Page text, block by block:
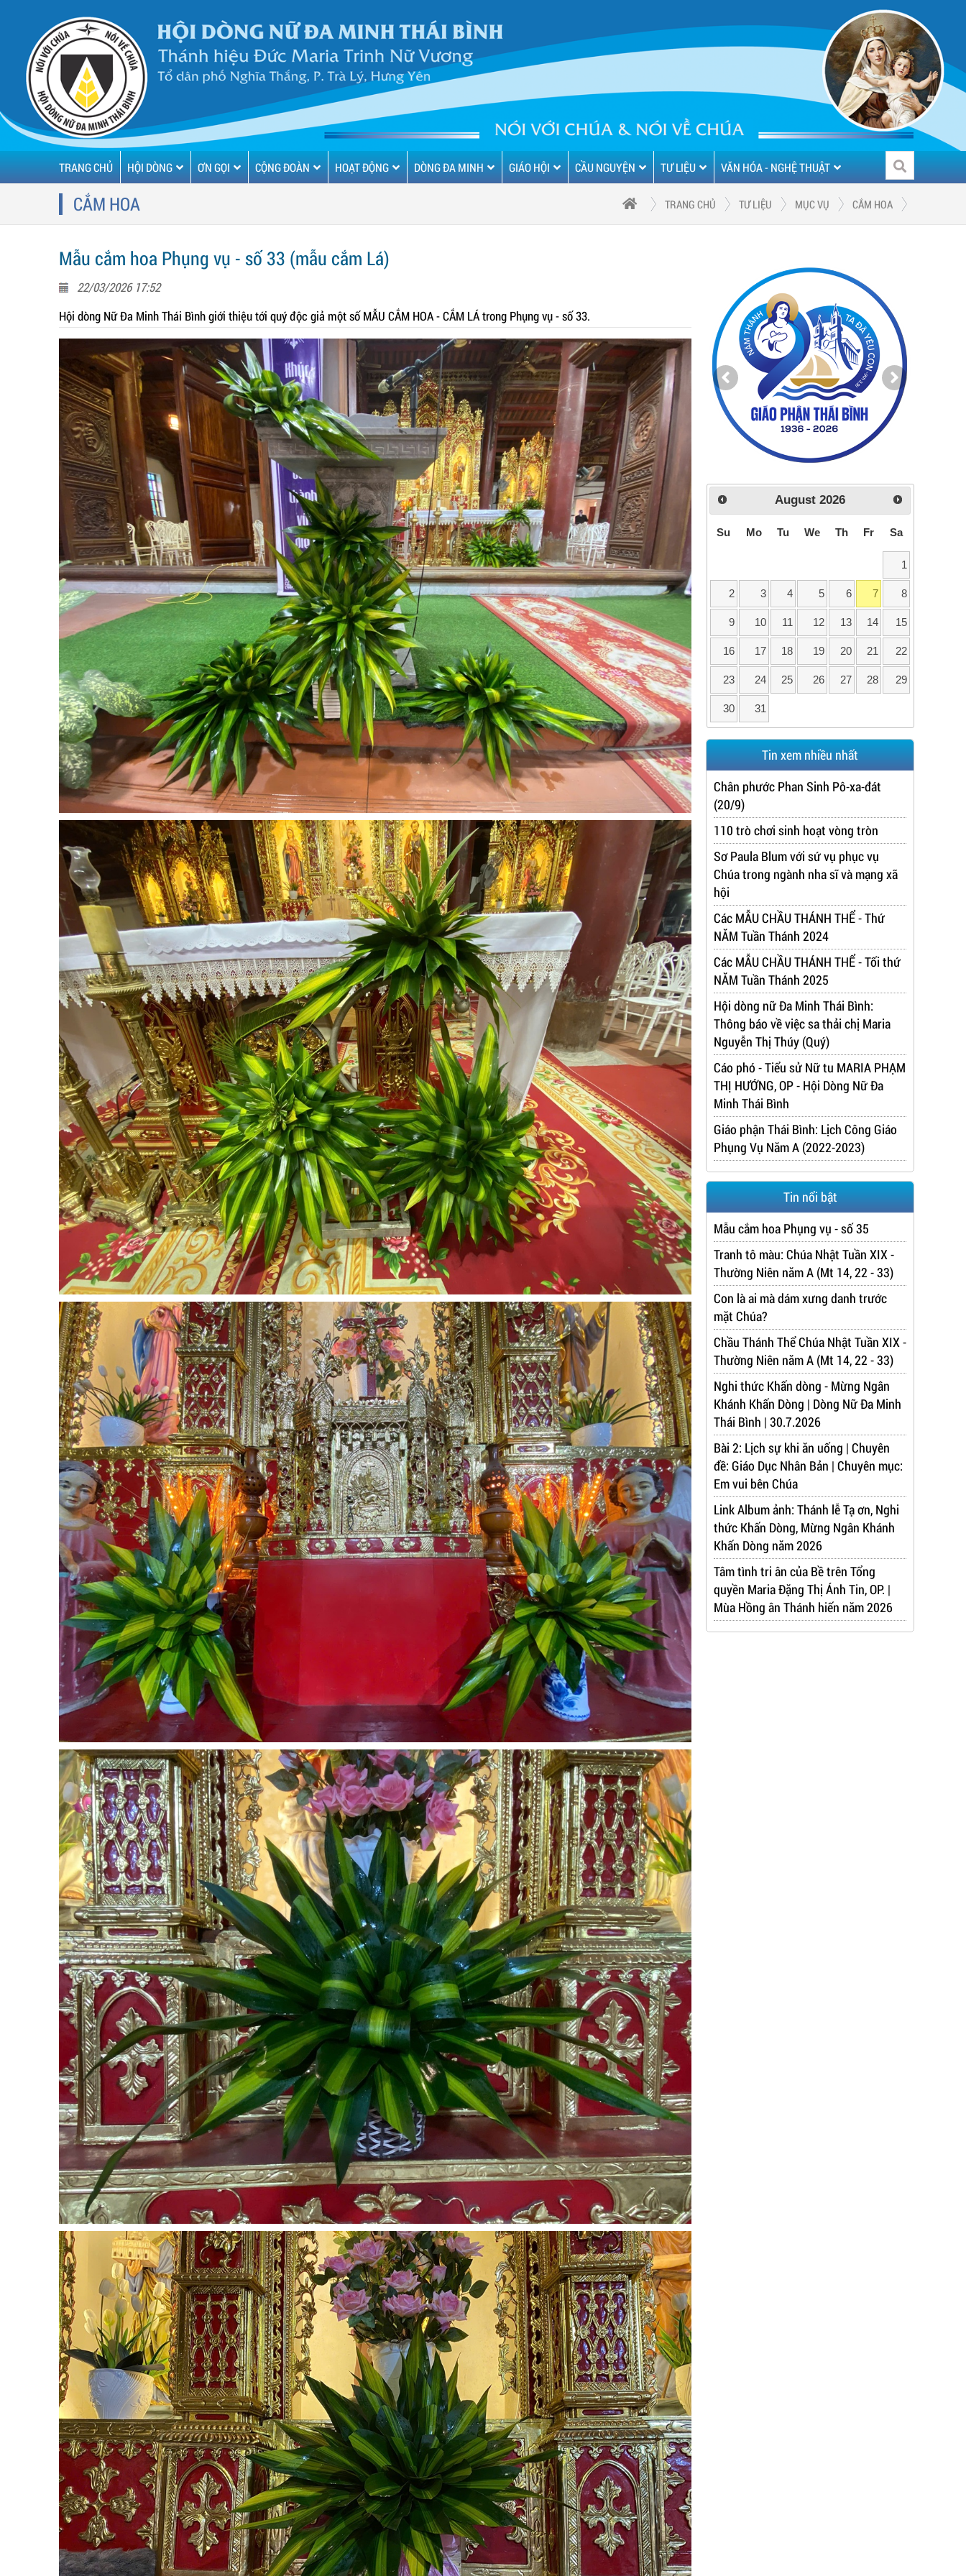
TRANG CHỦ HỘI DÒNG ƠN GỌI CỘNG ĐOÀN HOẠT ĐỘNG DÒNG ĐA MINH GIÁO HỘI CẦU NGUYỆN TƯ LIỆU VĂN HÓA - NGHỆ THUẬT
CẮM HOA TRANG CHỦ TƯ LIỆU MỤC VỤ CẮM HOA
Mẫu cắm hoa Phụng vụ - số 33 (mẫu cắm Lá)
22/03/2026 17:52
Hội dòng Nữ Đa Minh Thái Bình giới thiệu tới quý độc giả một số MẪU CẮM HOA - CẮM LÁ trong Phụng vụ - số 33.
August 2026
Su Mo Tu We Th Fr Sa
1
2 3 4 5 6 7 8
9 10 11 12 13 14 15
16 17 18 19 20 21 22
23 24 25 26 27 28 29
30 31
Tin xem nhiều nhất
Chân phước Phan Sinh Pô-xa-đát
(20/9)
110 trò chơi sinh hoạt vòng tròn
Sơ Paula Blum với sứ vụ phục vụ
Chúa trong ngành nha sĩ và mạng xã
hội
Các MẪU CHẦU THÁNH THỂ - Thứ
NĂM Tuần Thánh 2024
Các MẪU CHẦU THÁNH THỂ - Tối thứ
NĂM Tuần Thánh 2025
Hội dòng nữ Đa Minh Thái Bình:
Thông báo về việc sa thải chị Maria
Nguyễn Thị Thúy (Quý)
Cáo phó - Tiểu sử Nữ tu MARIA PHẠM
THỊ HƯỚNG, OP - Hội Dòng Nữ Đa
Minh Thái Bình
Giáo phận Thái Bình: Lịch Công Giáo
Phụng Vụ Năm A (2022-2023)
Tin nổi bật
Mẫu cắm hoa Phụng vụ - số 35
Tranh tô màu: Chúa Nhật Tuần XIX -
Thường Niên năm A (Mt 14, 22 - 33)
Con là ai mà dám xưng danh trước
mặt Chúa?
Chầu Thánh Thể Chúa Nhật Tuần XIX -
Thường Niên năm A (Mt 14, 22 - 33)
Nghi thức Khấn dòng - Mừng Ngân
Khánh Khấn Dòng | Dòng Nữ Đa Minh
Thái Bình | 30.7.2026
Bài 2: Lịch sự khi ăn uống | Chuyên
đề: Giáo Dục Nhân Bản | Chuyên mục:
Em vui bên Chúa
Link Album ảnh: Thánh lễ Tạ ơn, Nghi
thức Khấn Dòng, Mừng Ngân Khánh
Khấn Dòng năm 2026
Tâm tình tri ân của Bề trên Tổng
quyền Maria Đặng Thị Ánh Tin, OP. |
Mùa Hồng ân Thánh hiến năm 2026